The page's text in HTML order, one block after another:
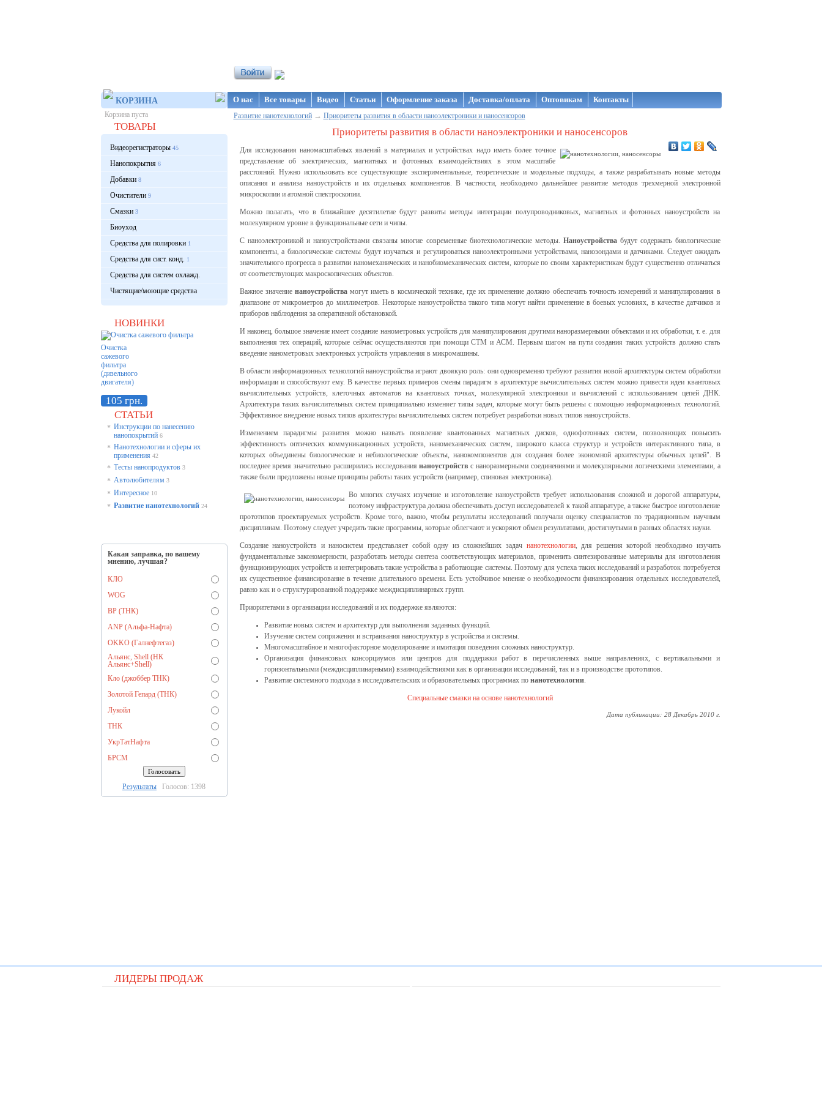
КОРЗИНА
Корзина пуста
ТОВАРЫ
Видеорегистраторы45
Нанопокрытия6
Добавки8
Очистители9
Смазки3
Биоуход
Средства для полировки1
Средства для сист. конд. 1
Средства для систем охлажд.
Чистящие/моющие средства
НОВИНКИ
Очистка
сажевого
фильтра
(дизельного
двигателя)
105 грн.
СТАТЬИ
* Инструкции по нанесению
нанопокрытий 6
* Нанотехнологии и сферы их
применения 42
* Тесты нанопродуктов 3
* Автолюбителям 3
* Интересное 10
* Развитие нанотехнологий 24
Какая заправка, по вашему
мнению, лучшая?
КЛО
WOG
BP (ТНК)
ANP (Альфа-Нафта)
OKKO (Галнефтегаз)
Альянс, Shell (НК
Альянс+Shell)
Кло (джоббер ТНК)
Золотой Гепард (ТНК)
Лукойл
ТНК
УкрТатНафта
БРСМ
Результаты Голосов: 1398
О нас Все товары Видео Статьи Оформление заказа Доставка/оплата Оптовикам Контакты
Развитие нанотехнологий→ Приоритеты развития в области наноэлектроники и наносенсоров
Приоритеты развития в области наноэлектроники и наносенсоров
Для исследования наномасштабных явлений в материалах и устройствах надо иметь более точное
представление об электрических, магнитных и фотонных взаимодействиях в этом масштабе
расстояний. Нужно использовать все существующие экспериментальные, теоретические и модельные подходы, а также разрабатывать новые методы
описания и анализа наноустройств и их отдельных компонентов. В частности, необходимо дальнейшее развитие методов трехмерной электронной
микроскопии и атомной спектроскопии.
Можно полагать, что в ближайшее десятилетие будут развиты методы интеграции полупроводниковых, магнитных и фотонных наноустройств на
молекулярном уровне в функциональные сети и чипы.
С наноэлектроникой и наноустройствами связаны многие современные биотехнологические методы. Наноустройства будут содержать биологические
компоненты, а биологические системы будут изучаться и регулироваться наноэлектронными устройствами, нанозондами и датчиками. Следует ожидать
значительного прогресса в развитии наномеханических и нанобиомеханических систем, которые по своим характеристикам будут существенно отличаться
от соответствующих макроскопических объектов.
Важное значение наноустройствамогут иметь в космической технике, где их применение должно обеспечить точность измерений и манипулирования в
диапазоне от микрометров до миллиметров. Некоторые наноустройства такого типа могут найти применение в боевых условиях, в качестве датчиков и
приборов наблюдения за оперативной обстановкой.
И наконец, большое значение имеет создание нанометровых устройств для манипулирования другими наноразмерными объектами и их обработки, т. е. для
выполнения тех операций, которые сейчас осуществляются при помощи СТМ и АСМ. Первым шагом на пути создания таких устройств должно стать
введение нанометровых электронных устройств управления в микромашины.
В области информационных технологий наноустройства играют двоякую роль: они одновременно требуют развития новой архитектуры систем обработки
информации и способствуют ему. В качестве первых примеров смены парадигм в архитектуре вычислительных систем можно привести идеи квантовых
вычислительных устройств, клеточных автоматов на квантовых точках, молекулярной электроники и вычислений с использованием цепей ДНК.
Архитектура таких вычислительных систем принципиально изменяет типы задач, которые могут быть решены с помощью информационных технологий.
Эффективное внедрение новых типов архитектуры вычислительных систем потребует разработки новых типов наноустройств.
Изменением парадигмы развития можно назвать появление квантованных магнитных дисков, однофотонных систем, позволяющих повысить
эффективность оптических коммуникационных устройств, наномеханических систем, широкого класса структур и устройств интерактивного типа, в
которых объединены биологические и небиологические объекты, нанокомпонентов для создания более экономной архитектуры обычных цепей". В
последнее время значительно расширились исследованиянаноустройств с наноразмерными соединениями и молекулярными логическими элементами, а
также были предложены новые принципы работы таких устройств (например, спиновая электроника).
Во многих случаях изучение и изготовление наноустройств требует использования сложной и дорогой аппаратуры,
поэтому инфраструктура должна обеспечивать доступ исследователей к такой аппаратуре, а также быстрое изготовление
прототипов проектируемых устройств. Кроме того, важно, чтобы результаты исследований получали оценку специалистов по традиционным научным
дисциплинам. Поэтому следует учредить такие программы, которые облегчают и ускоряют обмен результатами, достигнутыми в разных областях науки.
Создание наноустройств и наносистем представляет собой одну из сложнейших задач нанотехнологии, для решения которой необходимо изучить
фундаментальные закономерности, разработать методы синтеза соответствующих материалов, применить синтезированные материалы для изготовления
функционирующих устройств и интегрировать такие устройства в работающие системы. Поэтому для успеха таких исследований и разработок потребуется
их существенное финансирование в течение длительного времени. Есть устойчивое мнение о необходимости финансирования отдельных исследователей,
равно как и о структурированной поддержке междисциплинарных групп.
Приоритетами в организации исследований и их поддержке являются:
Развитие новых систем и архитектур для выполнения заданных функций.
Изучение систем сопряжения и встраивания наноструктур в устройства и системы.
Многомасштабное и многофакторное моделирование и имитация поведения сложных наноструктур.
Организация финансовых консорциумов или центров для поддержки работ в перечисленных выше направлениях, с вертикальными и
горизонтальными (междисциплинарными) взаимодействиями как в организации исследований, так и в производстве прототипов.
Развитие системного подхода в исследовательских и образовательных программах по нанотехнологии.
Специальные смазки на основе нанотехнологий
Дата публикации: 28 Декабрь 2010 г.
ЛИДЕРЫ ПРОДАЖ